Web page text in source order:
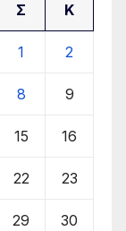
Σ Κ
1 2
8 9
15 16
22 23
29 30